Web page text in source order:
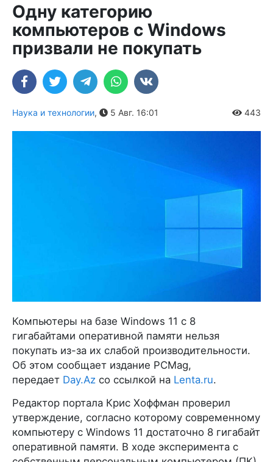
Одну категорию
компьютеров с Windows
призвали не покупать
Наука и технологии, 5 Авг. 16:01 443
Компьютеры на базе Windows 11 c 8
гигабайтами оперативной памяти нельзя
покупать из-за их слабой производительности.
Об этом сообщает издание PCMag,
передает Day.Az со ссылкой на Lenta.ru.
Редактор портала Крис Хоффман проверил
утверждение, согласно которому современному
компьютеру с Windows 11 достаточно 8 гигабайт
оперативной памяти. В ходе эксперимента с